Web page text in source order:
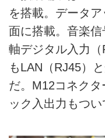
を搭載。データ
面に搭載。音楽
軸デジタル入力
もLAN（RJ45）
だ。M12コネク
ック入出力もつい